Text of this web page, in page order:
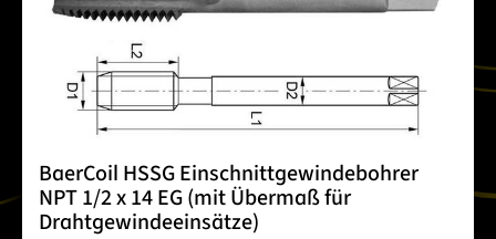
BaerCoil HSSG Einschnittgewindebohrer
NPT 1/2 x 14 EG (mit Übermaß für
Drahtgewindeeinsätze)